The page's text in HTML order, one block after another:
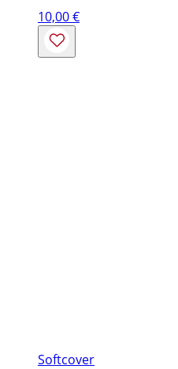
10,00€
Softcover